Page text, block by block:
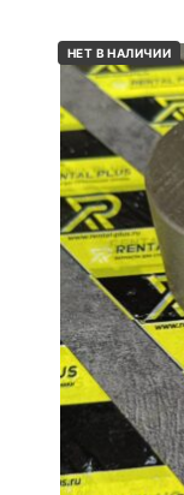
НЕТ В НАЛИЧИИ